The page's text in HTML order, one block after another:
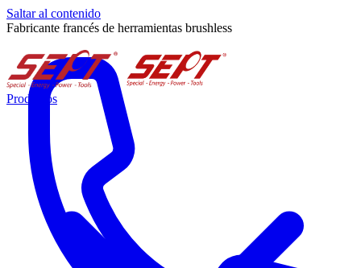
Saltar al contenido
Fabricante francés de herramientas brushless
Productos